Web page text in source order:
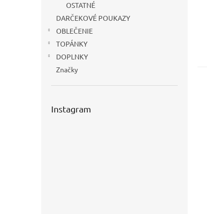
OSTATNÉ
DARČEKOVÉ POUKAZY
OBLEČENIE
TOPÁNKY
DOPLNKY
Značky
Instagram